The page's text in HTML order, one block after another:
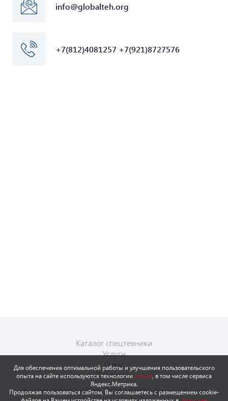
info@globalteh.org
+7(812)4081257 +7(921)8727576
© ООО “ГЛОБАЛТЕХ”, 2024 197375, Россия, Санкт-
Каталог спецтехники
Услуги
О нас
Контакты
Для обеспечения оптимальной работы и улучшения пользовательского
опыта на сайте используются технологии cookie , в том числе сервиса
Яндекс.Метрика.
Продолжая пользоваться сайтом, Вы соглашаетесь с размещением cookie-